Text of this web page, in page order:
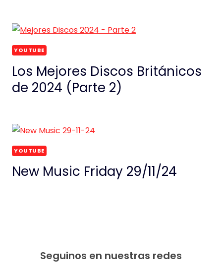
YOUTUBE
Los Mejores Discos Británicos
de 2024 (Parte 2)
YOUTUBE
New Music Friday 29/11/24
Seguinos en nuestras redes